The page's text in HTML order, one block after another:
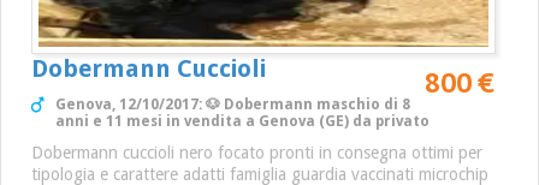
Dobermann Cuccioli 800 €
Genova, 12/10/2017: 🐶 Dobermann maschio di 8
anni e 11 mesi in vendita a Genova (GE) da privato
Dobermann cuccioli nero focato pronti in consegna ottimi per
tipologia e carattere adatti famiglia guardia vaccinati microchip